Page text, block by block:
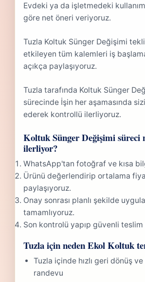
Evdeki ya da işletmedeki
göre net öneri veriyoruz.
Tuzla Koltuk Sünger Değişimi
etkileyen tüm kalemleri iş
açıkça paylaşıyoruz.
Tuzla tarafında Koltuk Sünger
sürecinde İşin her aşamasında
ederek kontrollü ilerliyoruz.
Koltuk Sünger Değişimi süreci
ilerliyor?
WhatsApp'tan fotoğraf ve kısa
Ürünü değerlendirip ortalama
paylaşıyoruz.
Onay sonrası planlı şekilde
tamamlıyoruz.
Son kontrolü yapıp güvenli
Tuzla için neden Ekol Koltuk
Tuzla içinde hızlı geri dönüş
randevu